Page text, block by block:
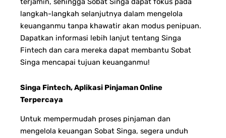
langkah-langkah selanjutnya dalam mengelola
keuanganmu tanpa khawatir akan modus penipuan.
Dapatkan informasi lebih lanjut tentang Singa
Fintech dan cara mereka dapat membantu Sobat
Singa mencapai tujuan keuanganmu!
Singa Fintech, Aplikasi Pinjaman Online
Terpercaya
Untuk mempermudah proses pinjaman dan
mengelola keuangan Sobat Singa, segera unduh